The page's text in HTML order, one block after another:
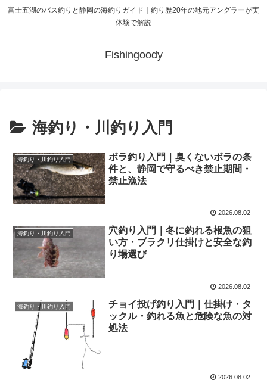
富士五湖のバス釣りと静岡の海釣りガイド｜釣り歴20年の地元アングラーが実
体験で解説
Fishingoody
海釣り・川釣り入門
海釣り・川釣り入門
ボラ釣り入門｜臭くないボラの条
件と、静岡で守るべき禁止期間・
禁止漁法
2026.08.02
海釣り・川釣り入門
穴釣り入門｜冬に釣れる根魚の狙
い方・ブラクリ仕掛けと安全な釣
り場選び
2026.08.02
海釣り・川釣り入門
チョイ投げ釣り入門｜仕掛け・タ
ックル・釣れる魚と危険な魚の対
処法
2026.08.02